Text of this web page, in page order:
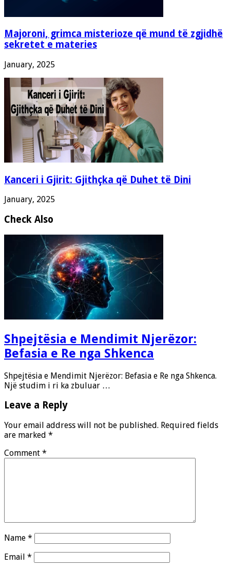
Majoroni, grimca misterioze që mund të zgjidhë
sekretet e materies
January, 2025
Kanceri i Gjirit: Gjithçka që Duhet të Dini
January, 2025
Check Also
Shpejtësia e Mendimit Njerëzor:
Befasia e Re nga Shkenca
Shpejtësia e Mendimit Njerëzor: Befasia e Re nga Shkenca.
Një studim i ri ka zbuluar …
Leave a Reply
Your email address will not be published. Required fields
are marked *
Comment *
Name *
Email *